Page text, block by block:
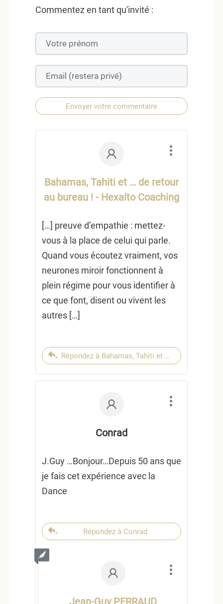
Commentez en tant qu'invité :
Envoyer votre commentaire
Bahamas, Tahiti et … de retour
au bureau ! - Hexalto Coaching
[…] preuve d’empathie : mettez-
vous à la place de celui qui parle.
Quand vous écoutez vraiment, vos
neurones miroir fonctionnent à
plein régime pour vous identifier à
ce que font, disent ou vivent les
autres […]
Répondez à Bahamas, Tahiti et … de retour au
Conrad
J.Guy …Bonjour…Depuis 50 ans que
je fais cet expérience avec la
Dance
Répondez à Conrad
Jean-Guy PERRAUD